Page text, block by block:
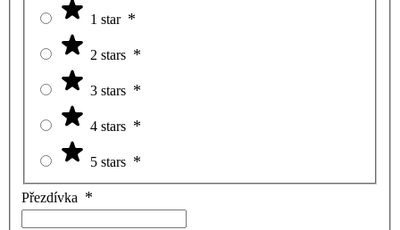
1 star
2 stars
3 stars
4 stars
5 stars
Přezdívka